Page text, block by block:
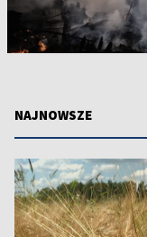
NAJNOWSZE